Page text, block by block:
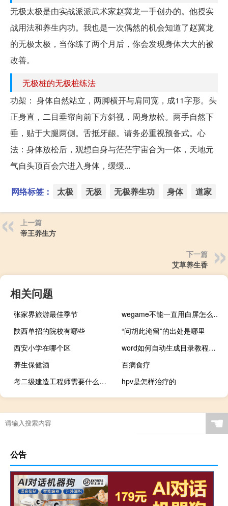
无极太极是由实战派派武术家赵冀龙一手创办的。他授实
战用法和养生内功。我也是一次偶然的机会知道了赵冀龙
的无极太极，当你练了两个月后，你会发现身体大大的被
改善。
无极桩的无极桩练法
功架： 身体自然站立，两脚横开与肩同宽，成11字形。头
正身直，二目垂帘向前下方斜视，周身放松。两手自然下
垂，贴于大腿两侧。舌抵牙龈。请务必重视预备式。心
法：身体放松后，观想自身与茫茫宇宙合为一体，天地元
气自头顶百会穴进入身体，缓缓...
网络标签： 太极 无极 无极养生功 身体 道家
上一篇
帝王养生方
下一篇
艾草养生香
相关问题
张家界旅游最佳季节
wegame不能一直用白屏怎么办？
陕西单招的院校有哪些
“问胡此淹留”的出处是哪里
西安小学在哪个区
word如何自动生成目录教程（word如何自动生成目录）
养生保健酒
百病食疗
考二级建造工程师需要什么要求
hpv是怎样治疗的
☚
公告